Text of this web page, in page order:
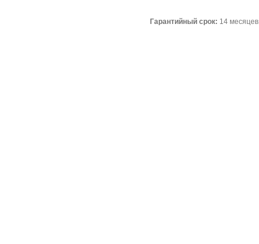
Гарантийный срок: 14